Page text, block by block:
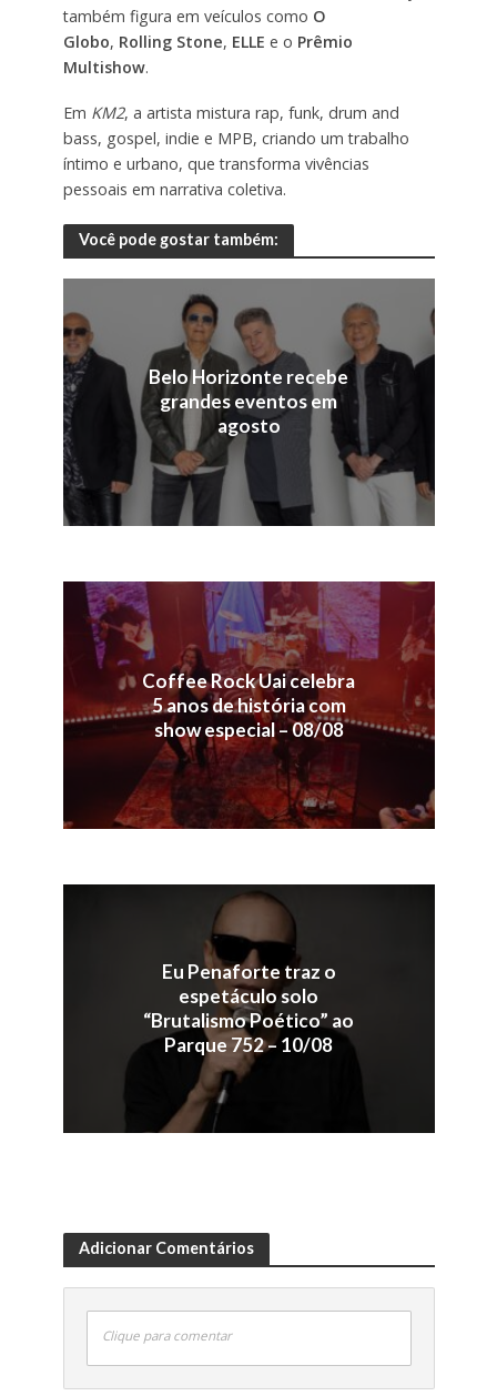
também figura em veículos como O
Globo, Rolling Stone, ELLE e o Prêmio
Multishow.
Em KM2, a artista mistura rap, funk, drum and
bass, gospel, indie e MPB, criando um trabalho
íntimo e urbano, que transforma vivências
pessoais em narrativa coletiva.
Você pode gostar também:
Belo Horizonte recebe
grandes eventos em
agosto
Coffee Rock Uai celebra
5 anos de história com
show especial – 08/08
Eu Penaforte traz o
espetáculo solo
“Brutalismo Poético” ao
Parque 752 – 10/08
Adicionar Comentários
Clique para comentar